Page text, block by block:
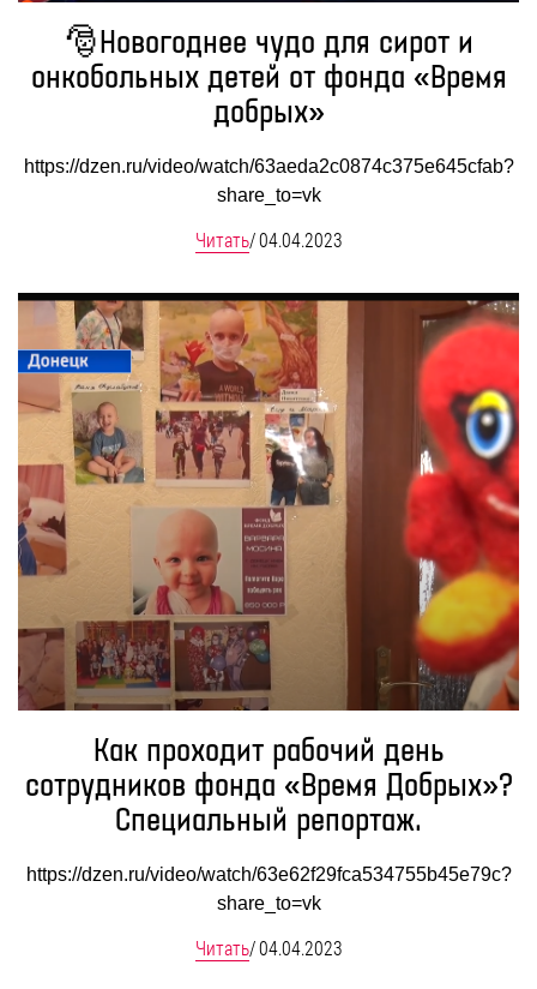
🎅Новогоднее чудо для сирот и
онкобольных детей от фонда «Время
добрых»
https://dzen.ru/video/watch/63aeda2c0874c375e645cfab?
share_to=vk
Читать/04.04.2023
Как проходит рабочий день
сотрудников фонда «Время Добрых»?
Специальный репортаж.
https://dzen.ru/video/watch/63e62f29fca534755b45e79c?
share_to=vk
Читать/04.04.2023